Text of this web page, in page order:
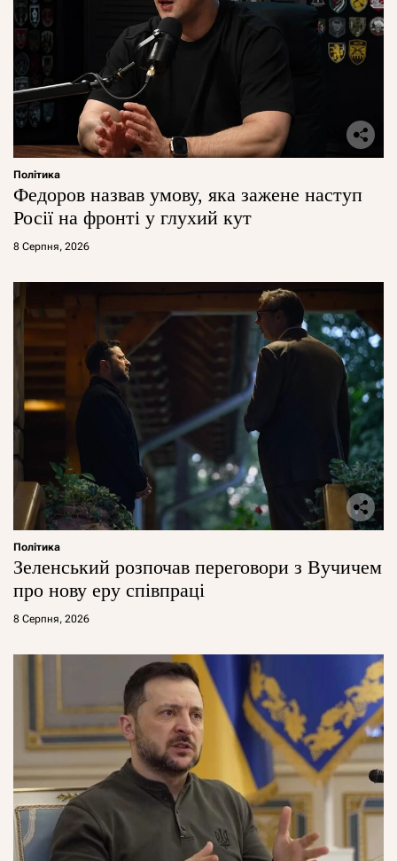
Політика
Федоров назвав умову, яка зажене наступ
Росії на фронті у глухий кут
8 Серпня, 2026
Політика
Зеленський розпочав переговори з Вучичем
про нову еру співпраці
8 Серпня, 2026